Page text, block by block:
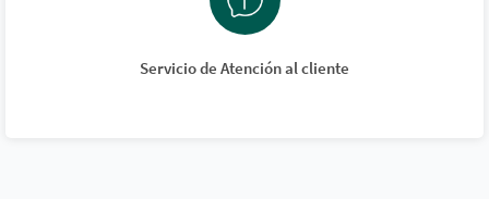
Servicio de Atención al cliente